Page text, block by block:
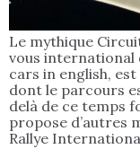
Le mythique
vous international
cars in english,
dont le parcours
delà de ce temps
propose d’autres
Rallye